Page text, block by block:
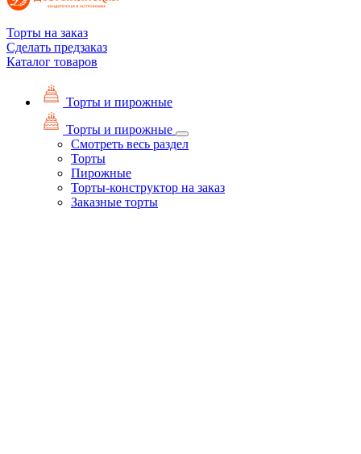
Торты на заказ
Сделать предзаказ
Каталог товаров
Торты и пирожные
Торты и пирожные
Смотреть весь раздел
Торты
Пирожные
Торты-конструктор на заказ
Заказные торты